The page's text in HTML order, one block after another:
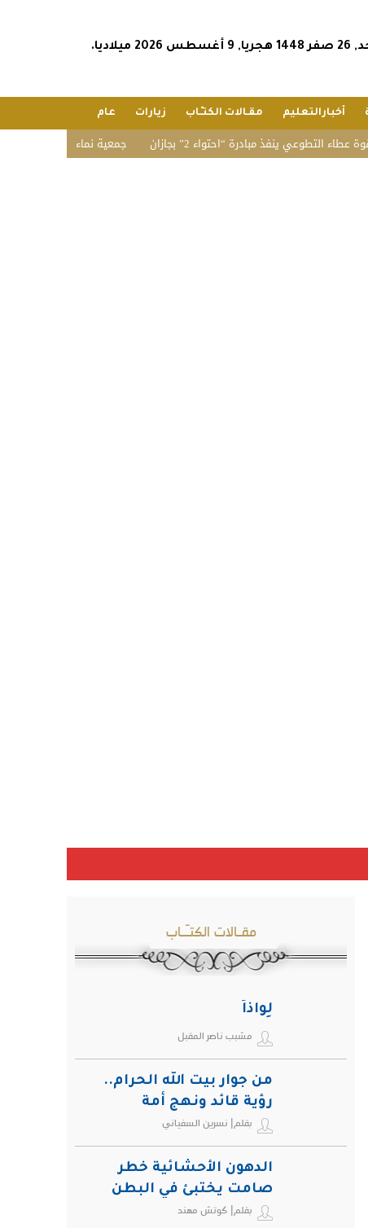
2026 ميلاديا.
أخبارالتعليم مقـالات الكتـّـاب زيارات عام
جمعية نماء للخدمات الاجتماعية ينفذ مبادرة “احتواء 2” بجازان
مقـالات الكتـّـاب
لِواذاً
مشبب ناصر المقبل
من جوار بيت الله الحرام..
رؤية قائد ونهج أمة
بقلم| نسرين السفياني
الدهون الأحشائية خطر
صامت يختبئ في البطن
ويهدد صحة الإنسان
بقلم| كوتش مهند